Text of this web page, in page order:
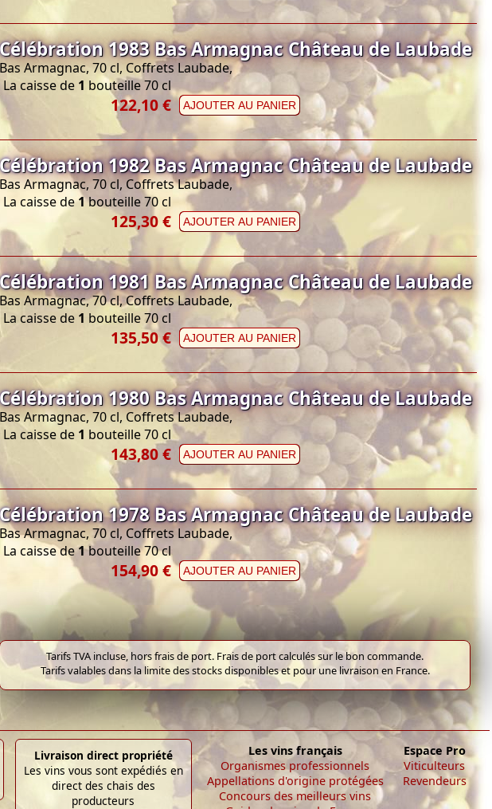
Célébration 1983 Bas Armagnac Château de Laubade
Bas Armagnac, 70 cl, Coffrets Laubade,
La caisse de 1 bouteille 70 cl
122,10 € AJOUTER AU PANIER
Célébration 1982 Bas Armagnac Château de Laubade
Bas Armagnac, 70 cl, Coffrets Laubade,
La caisse de1bouteille 70 cl
125,30 € AJOUTER AU PANIER
Célébration 1981 Bas Armagnac Château de Laubade
Bas Armagnac, 70 cl, Coffrets Laubade,
La caisse de 1 bouteille 70 cl
135,50 € AJOUTER AU PANIER
Célébration 1980 Bas Armagnac Château de Laubade
Bas Armagnac, 70 cl, Coffrets Laubade,
La caisse de 1 bouteille 70 cl
143,80 € AJOUTER AU PANIER
Célébration 1978 Bas Armagnac Château de Laubade
Bas Armagnac, 70 cl, Coffrets Laubade,
La caisse de1bouteille 70 cl
154,90 € AJOUTER AU PANIER
Tarifs TVA incluse, hors frais de port. Frais de port calculés sur le bon commande.
Tarifs valables dans la limite des stocks disponibles et pour une livraison en France.
Livraison direct propriété
Les vins vous sont expédiés en
direct des chais des
producteurs
Les vins français
Organismes professionnels
Appellations d'origine protégées
Concours des meilleurs vins
Espace Pro
Viticulteurs
Revendeurs